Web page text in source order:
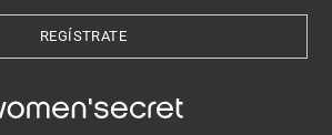
REGÍSTRATE